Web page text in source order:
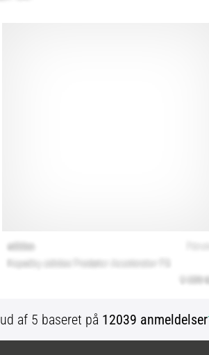
ud af 5 baseret på 12039 anmeldelser